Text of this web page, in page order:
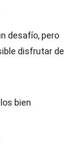
desafío, pero
disfrutar de
bien